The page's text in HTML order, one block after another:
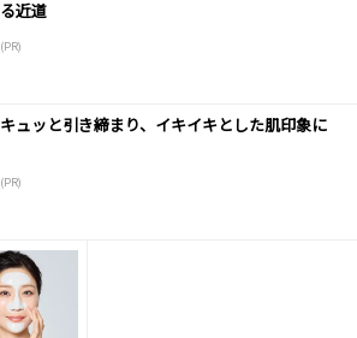
る近道
(PR)
キュッと引き締まり、イキイキとした肌印象に
(PR)